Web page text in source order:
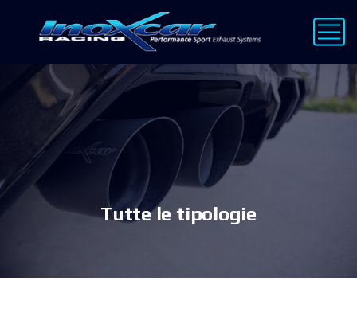
Tutte le tipologie